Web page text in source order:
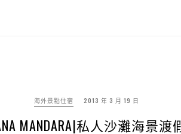
海外景點住宿 2013 年 3 月 19 日
MANDARA|私人沙灘海景